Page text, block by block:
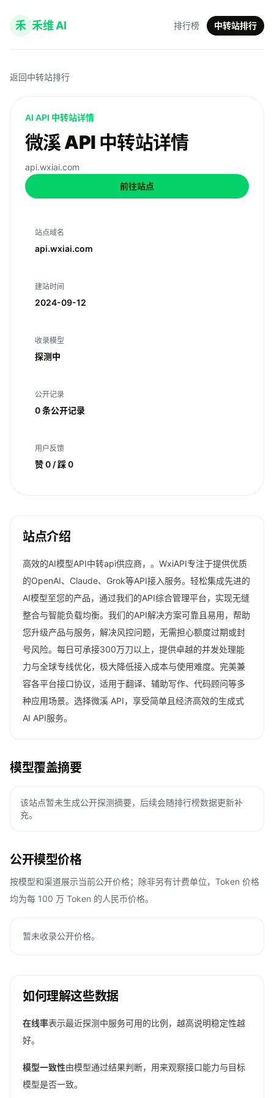
禾 禾维 AI 排行榜 中转站排行
返回中转站排行
AI API 中转站详情
微溪 API 中转站详情
api.wxiai.com
前往站点
站点域名
api.wxiai.com
建站时间
2024-09-12
收录模型
探测中
公开记录
0 条公开记录
用户反馈
赞 0 / 踩 0
站点介绍
高效的AI模型API中转api供应商，。WxiAPI专注于提供优质
的OpenAI、Claude、Grok等API接入服务。轻松集成先进的
AI模型至您的产品，通过我们的API综合管理平台，实现无缝
整合与智能负载均衡。我们的API解决方案可靠且易用，帮助
您升级产品与服务，解决风控问题，无需担心额度过期或封
号风险。每日可承接300万刀以上，提供卓越的并发处理能
力与全球专线优化，极大降低接入成本与使用难度。完美兼
容各平台接口协议，适用于翻译、辅助写作、代码顾问等多
种应用场景。选择微溪 API，享受简单且经济高效的生成式
AI API服务。
模型覆盖摘要
该站点暂未生成公开探测摘要，后续会随排行榜数据更新补
充。
公开模型价格
按模型和渠道展示当前公开价格；除非另有计费单位，Token 价格
均为每 100 万 Token 的人民币价格。
暂未收录公开价格。
如何理解这些数据
在线率表示最近探测中服务可用的比例，越高说明稳定性越
好。
模型一致性由模型通过结果判断，用来观察接口能力与目标
模型是否一致。